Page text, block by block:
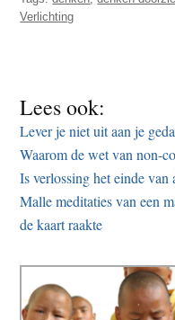
Verlichting
Lees ook:
Lever je niet uit aan je
Waarom de wet van non-
Is verlossing het einde van
Malle meditaties van een
de kaart raakte